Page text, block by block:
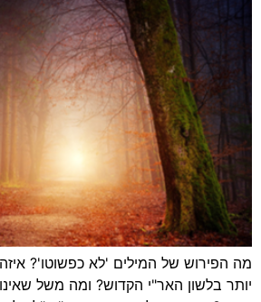
מה הפירוש של המילים 'לא כפשוטו'?
יותר בלשון האר"י הקדוש? ומה משל